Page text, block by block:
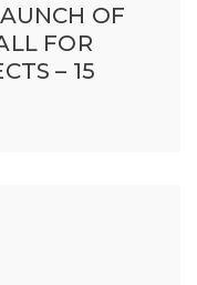
OF
FOR
– 15